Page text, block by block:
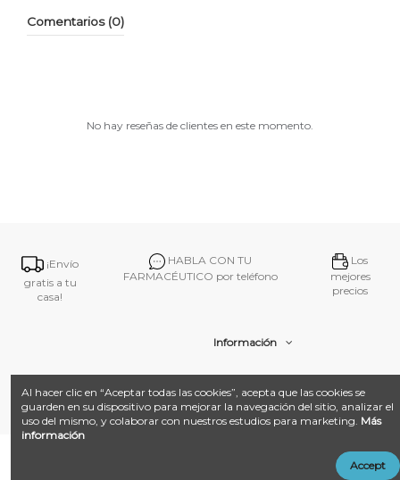
Comentarios (0)
No hay reseñas de clientes en este momento.
¡Envío
gratis a tu
casa!
HABLA CON TU
FARMACÉUTICO por teléfono
Los
mejores
precios
Información
Desarrollado con ❤️ por
LandM + Datacom
Multimedia
Al hacer clic en “Aceptar todas las cookies”, acepta que las cookies se
guarden en su dispositivo para mejorar la navegación del sitio, analizar el
uso del mismo, y colaborar con nuestros estudios para marketing. Más
información
Accept